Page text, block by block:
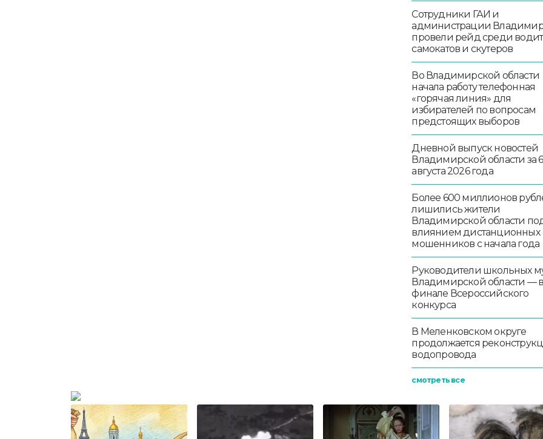
Сотрудники ГАИ и
администрации
провели рейд среди
самокатов и скутеров
Во Владимирской области
начала работу телефонная
«горячая линия» для
избирателей по вопросам
предстоящих выборов
Дневной выпуск новостей
Владимирской области за 6
августа 2026 года
Более 600 миллионов
лишились жители
Владимирской области
влиянием дистанционных
мошенников с начала года
Руководители школьных
Владимирской области — в
финале Всероссийского
конкурса
В Меленковском округе
продолжается
водопровода
смотреть все